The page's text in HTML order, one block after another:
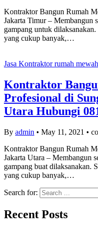
Kontraktor Bangun Rumah
Jakarta Timur – Membangun
gampang untuk
yang cukup banyak,…
Jasa Kontraktor rumah mewah
Kontraktor
Profesional di
Utara Hubungi
By admin • May 11, 2021 •
Kontraktor Bangun Rumah
Jakarta Utara – Membangun
gampang buat dilaksanakan.
yang cukup banyak,…
Search for:
Recent Posts